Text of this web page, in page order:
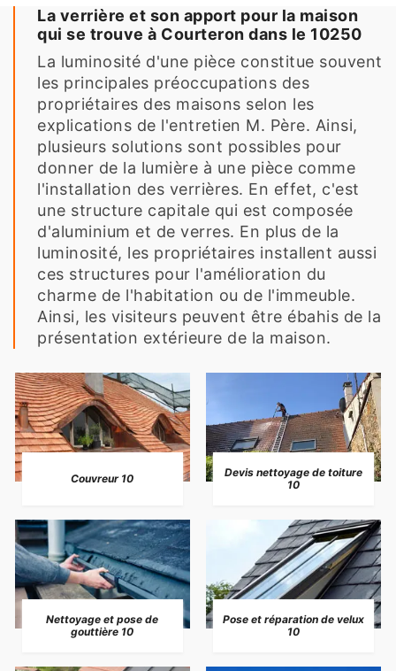
La verrière et son apport pour la maison
qui se trouve à Courteron dans le 10250
La luminosité d'une pièce constitue souvent
les principales préoccupations des
propriétaires des maisons selon les
explications de l'entretien M. Père. Ainsi,
plusieurs solutions sont possibles pour
donner de la lumière à une pièce comme
l'installation des verrières. En effet, c'est
une structure capitale qui est composée
d'aluminium et de verres. En plus de la
luminosité, les propriétaires installent aussi
ces structures pour l'amélioration du
charme de l'habitation ou de l'immeuble.
Ainsi, les visiteurs peuvent être ébahis de la
présentation extérieure de la maison.
Couvreur 10
Devis nettoyage de toiture
10
Nettoyage et pose de
gouttière 10
Pose et réparation de velux
10